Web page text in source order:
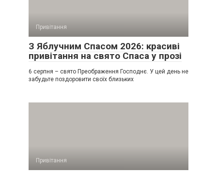
Привітання
З Яблучним Спасом 2026: красиві
привітання на свято Спаса у прозі
6 серпня – свято Преображення Господнє. У цей день не
забудьте поздоровити своїх близьких
Привітання